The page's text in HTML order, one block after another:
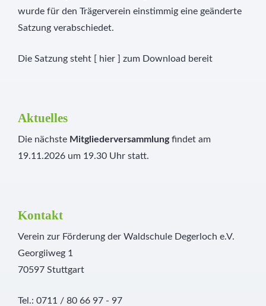
wurde für den Trägerverein einstimmig eine geänderte
Satzung verabschiedet.
Die Satzung steht [ hier ] zum Download bereit
Aktuelles
Die nächste Mitgliederversammlungfindet am
19.11.2026 um 19.30 Uhr statt.
Kontakt
Verein zur Förderung der Waldschule Degerloch e.V.
Georgiiweg 1
70597 Stuttgart
Tel.: 0711 / 80 66 97 - 97